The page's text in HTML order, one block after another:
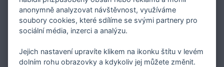
anonymně analyzovat návštěvnost, využíváme
soubory cookies, které sdílíme se svými partnery pro
sociální média, inzerci a analýzu.
Jejich nastavení upravíte klikem na ikonku štítu v levém
dolním rohu obrazovky a kdykoliv jej můžete změnit.